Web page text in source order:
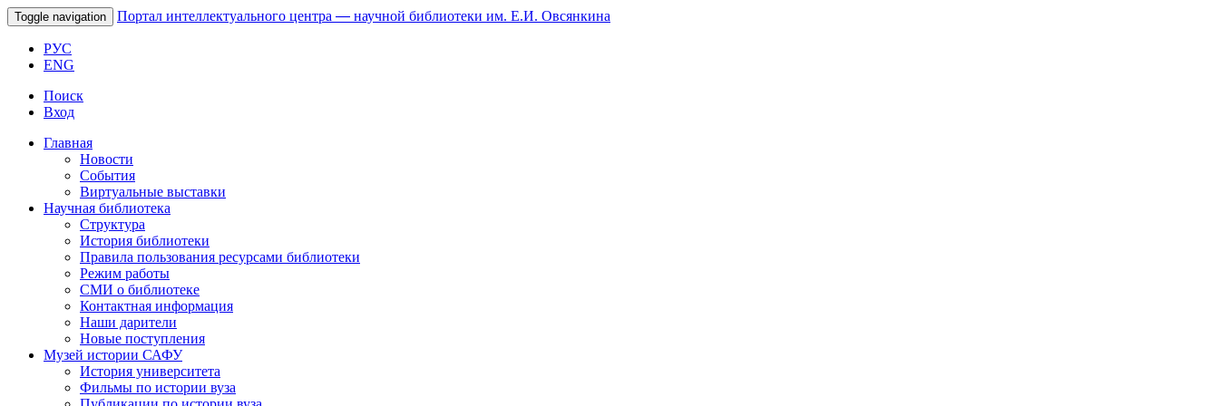
Toggle navigation Портал интеллектуального центра — научной библиотеки им. Е.И. Овсянкина
РУС
ENG
Поиск
Вход
Главная
Новости
События
Виртуальные выставки
Научная библиотека
Структура
История библиотеки
Правила пользования ресурсами библиотеки
Режим работы
СМИ о библиотеке
Контактная информация
Наши дарители
Новые поступления
Музей истории САФУ
История университета
Фильмы по истории вуза